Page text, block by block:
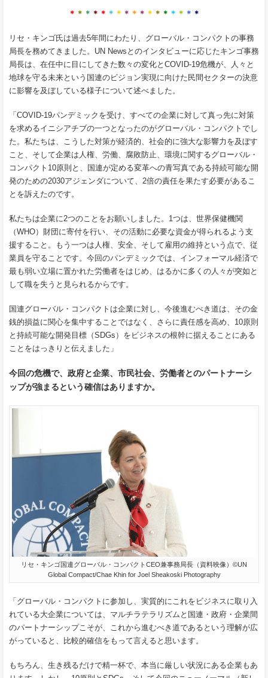
＊ ＊ ＊ ＊ ＊ ＊ ＊ ＊ ＊ ＊ ＊ ＊ ＊ ＊ ＊ ＊ ＊
リセ・キンゴ氏は過去5年間にわたり、グローバル・コンパクトの事務
局長を務めてきました。UN Newsとのインタビューに応じたキンゴ事務
局長は、在任中に目にしてきた数々の変化とCOVID-19危機が、人々と
地球を守る未来という国連のビジョン実現に向けた民間セクターの決意
に影響を及ぼしている様子について述べました。
「COVID-19パンデミックを受け、すべての企業に対して真っ先に対策
を求めるイニシアチブの一つとなったのがグローバル・コンパクトでし
た。私たちは、こうした対策が経済的、社会的に強大な影響力を及ぼす
こと、そして企業は人権、労働、腐敗防止、環境に関するグローバル・
コンパクト10原則と、国連が定める変革への青写真である持続可能な開
発のための2030アジェンダについて、2倍の責任を果たす必要があるこ
とを訴えたのです。
私たちは企業に2つのことをお願いしました。1つは、世界保健機関
（WHO）財団に寄付を行い、その活動に必要な資金が得られるよう支
援すること。もう一つは人権、安全、そして雇用の維持という点で、従
業員を守ることです。今回のパンデミックでは、インフォーマル経済で
最も弱い立場に置かれた労働者をはじめ、はるかに多くの人々が突如と
して職を失うと見られるからです。
国連グローバル・コンパクトは企業に対し、今後進むべき道は、その金
銭的損益に関心を集中することではなく、さらに責任感を高め、10原則
と持続可能な開発目標（SDGs）をビジネスの根幹に据えることにある
ことをはっきりと伝えました」
今回の危機で、政府と企業、市民社会、労働者とのパートナーシ
ップが強まるという確信はありますか。
リセ・キンゴ国連グローバル・コンパクトCEO兼事務局長（資料映像）©UN
Global Compact/Chae Khin for Joel Sheakoski Photography
「グローバル・コンパクトに参加し、実質的にこれをビジネスに取り入
れている大企業については、マルチラテラリズムと国連・政府・企業間
のパートナーシップこそが、これから進むべき道であるという理解が広
がっていると、比較的確信をもって言えると思います。
もちろん、生き残るだけで精一杯で、本当に厳しい状況にある企業もあ